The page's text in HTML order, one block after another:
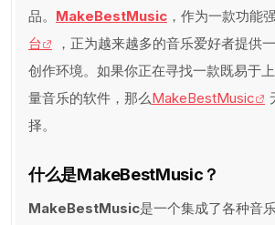
品。 MakeBestMusic ，作为一款功能
台
，正为越来越多的音乐爱好者提供
创作环境。如果你正在寻找一款既易于
量音乐的软件，那么MakeBestMusic
择。
什么是MakeBestMusic？
MakeBestMusic是一个集成了各种音